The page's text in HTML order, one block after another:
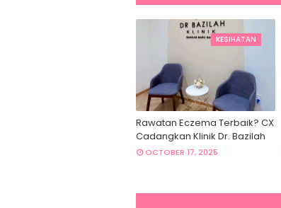
KESIHATAN
Rawatan Eczema Terbaik? CX
Cadangkan Klinik Dr. Bazilah
OCTOBER 17, 2025